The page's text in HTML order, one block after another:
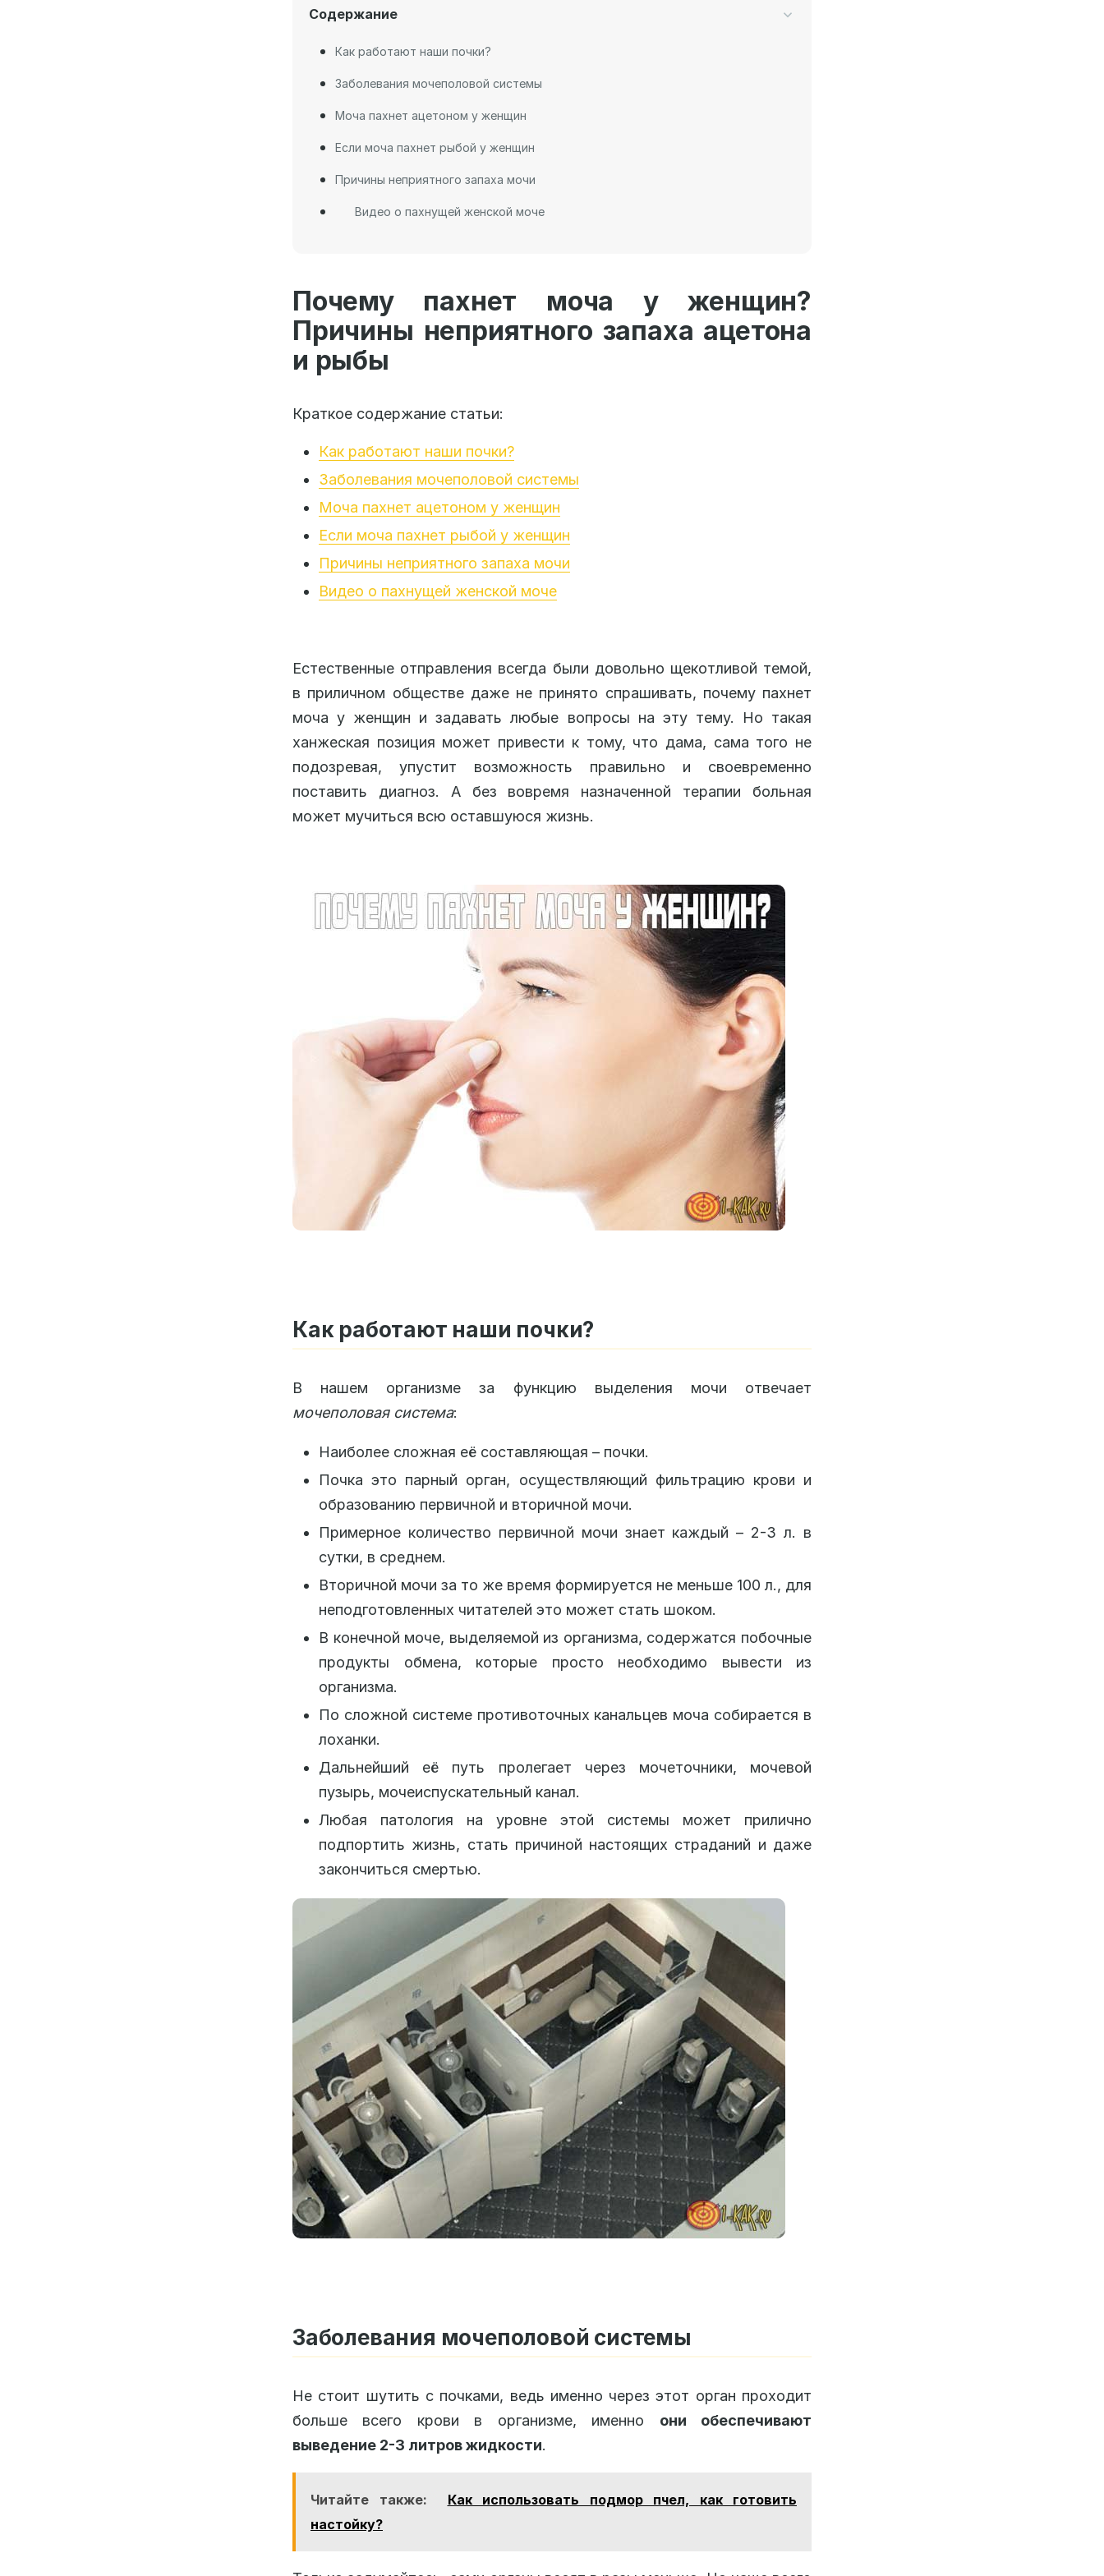
Содержание
Как работают наши почки?
Заболевания мочеполовой системы
Моча пахнет ацетоном у женщин
Если моча пахнет рыбой у женщин
Причины неприятного запаха мочи
Видео о пахнущей женской моче
Почему пахнет моча у женщин?
Причины неприятного запаха ацетона
и рыбы
Краткое содержание статьи:
Как работают наши почки?
Заболевания мочеполовой системы
Моча пахнет ацетоном у женщин
Если моча пахнет рыбой у женщин
Причины неприятного запаха мочи
Видео о пахнущей женской моче
Естественные отправления всегда были довольно щекотливой темой,
в приличном обществе даже не принято спрашивать, почему пахнет
моча у женщин и задавать любые вопросы на эту тему. Но такая
ханжеская позиция может привести к тому, что дама, сама того не
подозревая, упустит возможность правильно и своевременно
поставить диагноз. А без вовремя назначенной терапии больная
может мучиться всю оставшуюся жизнь.
Как работают наши почки?
В нашем организме за функцию выделения мочи отвечает
мочеполовая система:
Наиболее сложная её составляющая – почки.
Почка это парный орган, осуществляющий фильтрацию крови и
образованию первичной и вторичной мочи.
Примерное количество первичной мочи знает каждый – 2-3 л. в
сутки, в среднем.
Вторичной мочи за то же время формируется не меньше 100 л., для
неподготовленных читателей это может стать шоком.
В конечной моче, выделяемой из организма, содержатся побочные
продукты обмена, которые просто необходимо вывести из
организма.
По сложной системе противоточных канальцев моча собирается в
лоханки.
Дальнейший её путь пролегает через мочеточники, мочевой
пузырь, мочеиспускательный канал.
Любая патология на уровне этой системы может прилично
подпортить жизнь, стать причиной настоящих страданий и даже
закончиться смертью.
Заболевания мочеполовой системы
Не стоит шутить с почками, ведь именно через этот орган проходит
больше всего крови в организме, именно они обеспечивают
выведение 2-3 литров жидкости.
Читайте также:
Как использовать подмор пчел, как готовить
настойку?